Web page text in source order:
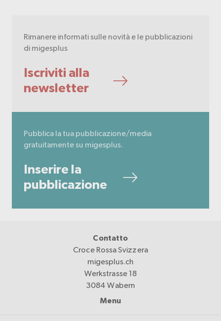
Rimanere informati sulle novità e le pubblicazioni
di migesplus
Iscriviti alla
newsletter
Pubblica la tua pubblicazione/media
gratuitamente su migesplus.
Inserire la
pubblicazione
Contatto
Croce Rossa Svizzera
migesplus.ch
Werkstrasse 18
3084 Wabern
Menu